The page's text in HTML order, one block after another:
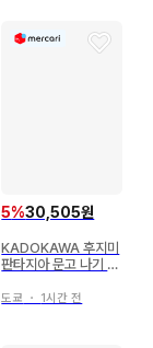
5%30,505원
KADOKAWA 후지미
판타지아 문고 나기 에
는 나를 너무 좋아하는
도쿄 ・ 1시간 전